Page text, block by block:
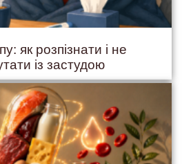
як розпізнати і не
із застудою